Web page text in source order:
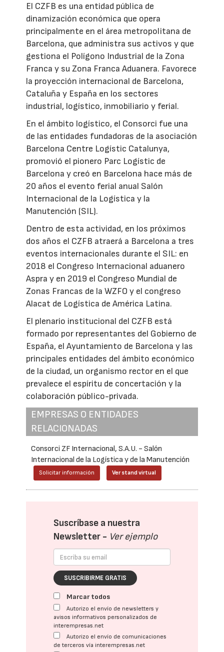
El CZFB es una entidad pública de
dinamización económica que opera
principalmente en el área metropolitana de
Barcelona, que administra sus activos y que
gestiona el Polígono Industrial de la Zona
Franca y su Zona Franca Aduanera. Favorece
la proyección internacional de Barcelona,
Cataluña y España en los sectores
industrial, logístico, inmobiliario y ferial.
En el ámbito logístico, el Consorci fue una
de las entidades fundadoras de la asociación
Barcelona Centre Logístic Catalunya,
promovió el pionero Parc Logístic de
Barcelona y creó en Barcelona hace más de
20 años el evento ferial anual Salón
Internacional de la Logística y la
Manutención (SIL).
Dentro de esta actividad, en los próximos
dos años el CZFB atraerá a Barcelona a tres
eventos internacionales durante el SIL: en
2018 el Congreso Internacional aduanero
Aspra y en 2019 el Congreso Mundial de
Zonas Francas de la WZFO y el congreso
Alacat de Logística de América Latina.
El plenario institucional del CZFB está
formado por representantes del Gobierno de
España, el Ayuntamiento de Barcelona y las
principales entidades del ámbito económico
de la ciudad, un organismo rector en el que
prevalece el espíritu de concertación y la
colaboración público-privada.
EMPRESAS O ENTIDADES
RELACIONADAS
Consorci ZF Internacional, S.A.U. - Salón
Internacional de la Logística y de la Manutención
Solicitar información Ver stand virtual
Suscríbase a nuestra
Newsletter - Ver ejemplo
SUSCRIBIRME GRATIS
Marcar todos
Autorizo el envío de newsletters y
avisos informativos personalizados de
interempresas.net
Autorizo el envío de comunicaciones
de terceros vía interempresas.net